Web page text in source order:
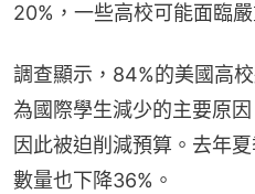
20%，一些高校可能面臨嚴
調查顯示，84%的美國高
為國際學生減少的主要原
因此被迫削減預算。去年
數量也下降36%。